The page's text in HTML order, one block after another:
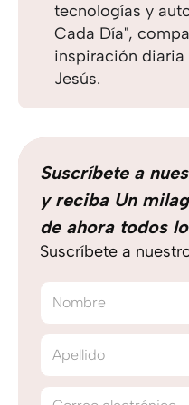
tecnologías y
Cada Día",
inspiración diaria
Jesús.
Suscríbete a
y reciba Un
de ahora todos
Suscríbete a
Nombre
Apellido